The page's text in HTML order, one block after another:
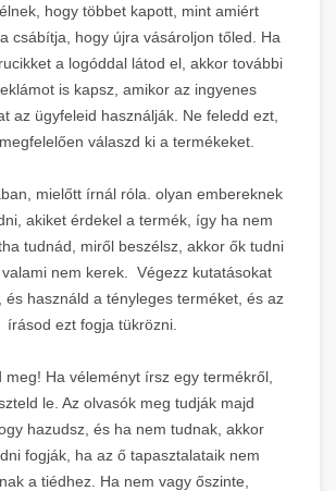
hogy többet kapott, mint amiért
csábítja, hogy újra vásároljon tőled. Ha
a logóddal látod el, akkor további
is kapsz, amikor az ingyenes
az ügyfeleid használják. Ne feledd ezt,
válaszd ki a termékeket.
mielőtt írnál róla. olyan embereknek
akiket érdekel a termék, így ha nem
tudnád, miről beszélsz, akkor ők tudni
nem kerek. Végezz kutatásokat
és használd a tényleges terméket, és az
írásod ezt fogja tükrözni.
meg! Ha véleményt írsz egy termékről,
le. Az olvasók meg tudják majd
hazudsz, és ha nem tudnak, akkor
fogják, ha az ő tapasztalataik nem
a tiédhez. Ha nem vagy őszinte,